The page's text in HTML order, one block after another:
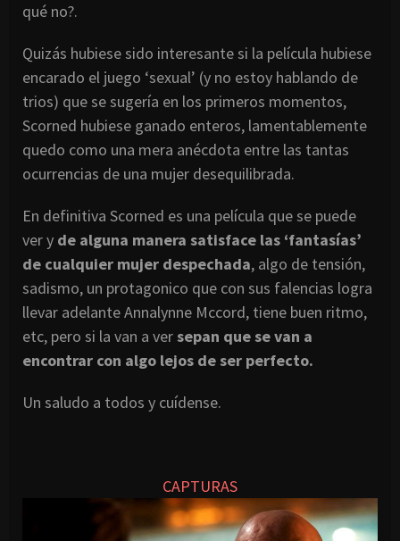
qué no?.
Quizás hubiese sido interesante si la película hubiese
encarado el juego ‘sexual’ (y no estoy hablando de
trios) que se sugería en los primeros momentos,
Scorned hubiese ganado enteros, lamentablemente
quedo como una mera anécdota entre las tantas
ocurrencias de una mujer desequilibrada.
En definitiva Scorned es una película que se puede
ver y de alguna manera satisface las ‘fantasías’
de cualquier mujer despechada, algo de tensión,
sadismo, un protagonico que con sus falencias logra
llevar adelante Annalynne Mccord, tiene buen ritmo,
etc, pero si la van a versepan que se van a
encontrar con algo lejos de ser perfecto.
Un saludo a todos y cuídense.
CAPTURAS